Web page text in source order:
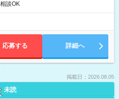
談OK
応募する 詳細へ
掲載日：2026.08.05
未読